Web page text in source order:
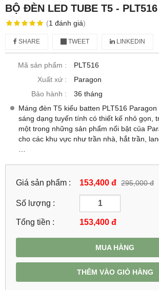
BỘ ĐÈN LED TUBE T5 -
(1 đánh giá)
SHARE TWEET LINKEDIN
Mã sản phẩm :
PLT516
Xuất xứ :
Paragon
Bảo hành :
36 tháng
Máng đèn T5 kiểu batten PLT516
sáng dạng tuyến tính có thiết kế nhỏ gọn,
một trong những sản phẩm nổi bật của
cho các khu vực như trần nhà, hắt trần,
Giá sản phẩm : 153,400 đ 295,000 đ
Số lượng :
Tổng tiền : 153,400 đ
MUA HÀNG
THÊM VÀO GIỎ HÀNG